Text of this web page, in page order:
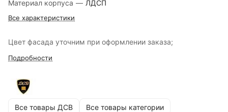
Материал корпуса — ЛДСП
Все характеристики
Цвет фасада уточним при оформлении заказа;
Подробности
Все товары ДСВ Все товары категории